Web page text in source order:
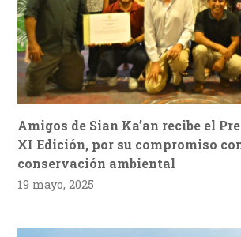
Amigos de Sian Ka’an recibe el
XI Edición, por su compromiso
conservación ambiental
19 mayo, 2025